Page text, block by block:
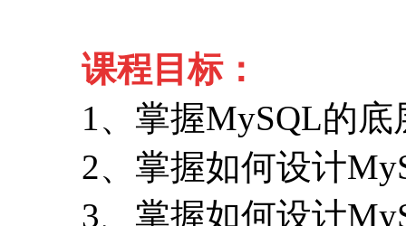
课程目标：
1、掌握MySQL的
2、掌握如何设计
3、掌握如何设计